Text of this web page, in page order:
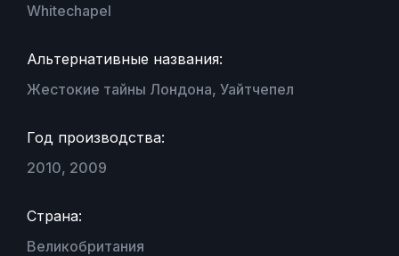
Whitechapel
Альтернативные названия:
Жестокие тайны Лондона, Уайтчепел
Год производства:
2010, 2009
Страна:
Великобритания